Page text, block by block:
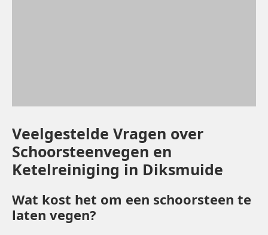
Veelgestelde Vragen over
Schoorsteenvegen en
Ketelreiniging in Diksmuide
Wat kost het om een schoorsteen te
laten vegen?